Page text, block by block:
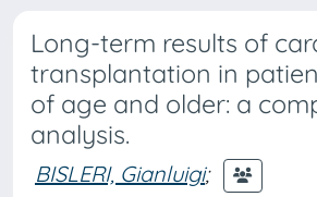
Long-term results of
transplantation in
of age and older: a
analysis.
BISLERI, Gianluigi;